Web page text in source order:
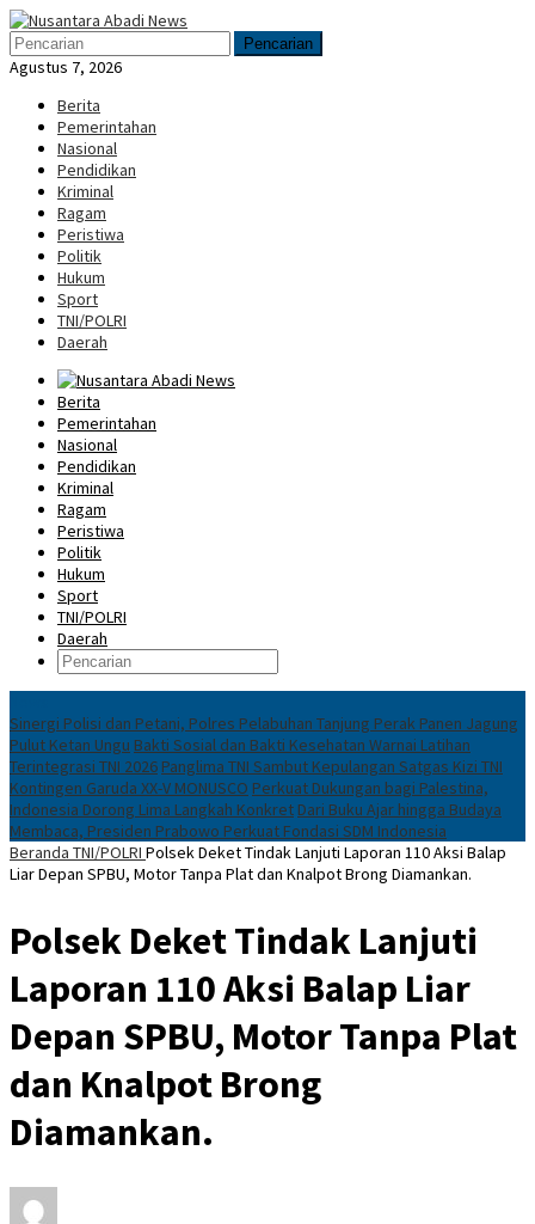
Loncat
ke
konten
Menu
Mobile
Pencarian
Agustus 7, 2026
Berita
Pemerintahan
Nasional
Pendidikan
Kriminal
Ragam
Peristiwa
Politik
Hukum
Sport
TNI/POLRI
Daerah
Berita
Pemerintahan
Nasional
Pendidikan
Kriminal
Ragam
Peristiwa
Politik
Hukum
Sport
TNI/POLRI
Daerah
Sinergi Polisi dan Petani, Polres Pelabuhan Tanjung Perak Panen Jagung
Pulut Ketan Ungu Bakti Sosial dan Bakti Kesehatan Warnai Latihan
Terintegrasi TNI 2026 Panglima TNI Sambut Kepulangan Satgas Kizi TNI
Kontingen Garuda XX-V MONUSCO Perkuat Dukungan bagi Palestina,
Indonesia Dorong Lima Langkah Konkret Dari Buku Ajar hingga Budaya
Membaca, Presiden Prabowo Perkuat Fondasi SDM Indonesia
Beranda TNI/POLRI Polsek Deket Tindak Lanjuti Laporan 110 Aksi Balap
Liar Depan SPBU, Motor Tanpa Plat dan Knalpot Brong Diamankan.
Polsek Deket Tindak Lanjuti
Laporan 110 Aksi Balap Liar
Depan SPBU, Motor Tanpa Plat
dan Knalpot Brong
Diamankan.